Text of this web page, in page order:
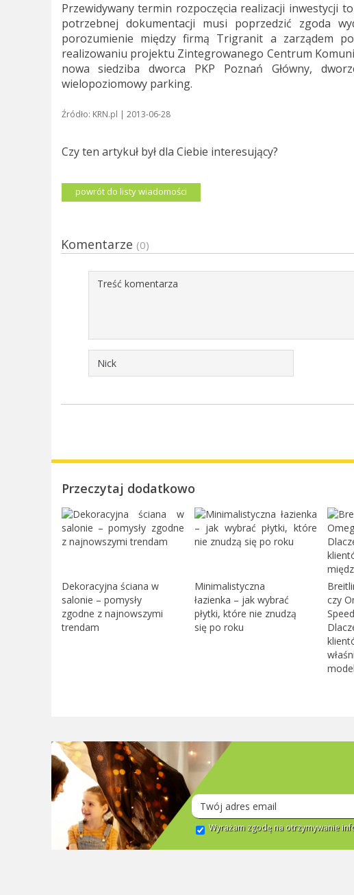
Przewidywany termin rozpoczęcia realizacji inwestycji
potrzebnej dokumentacji musi poprzedzić zgoda
porozumienie między firmą Trigranit a zarządem
realizowaniu projektu Zintegrowanego Centrum
nowa siedziba dworca PKP Poznań Główny,
wielopoziomowy parking.
Źródło: KRN.pl | 2013-06-28
Czy ten artykuł był dla Ciebie interesujący?
powrót do listy wiadomości
Komentarze (0)
Przeczytaj dodatkowo
Dekoracyjna ściana w
salonie – pomysły
zgodne z najnowszymi
trendam
Minimalistyczna
łazienka – jak wybrać
płytki, które nie znudzą
się po roku
czy
Wyrażam zgodę na otrzymywanie